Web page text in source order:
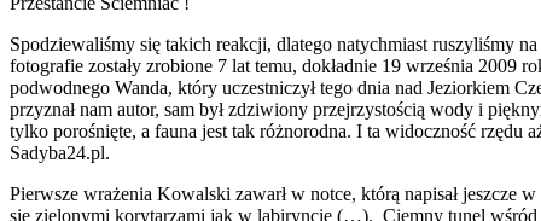
Spodziewaliśmy się takich reakcji, dlatego natychmiast ruszyliśmy
fotografie zostały zrobione 7 lat temu, dokładnie 19 września 2009
podwodnego Wanda, który uczestniczył tego dnia nad Jeziorkiem
przyznał nam autor, sam był zdziwiony przejrzystością wody i
tylko porośnięte, a fauna jest tak różnorodna. I ta widoczność rzędu
Sadyba24.pl.
Pierwsze wrażenia Kowalski zawarł w notce, którą napisał jeszcze
się zielonymi korytarzami jak w labiryncie (…). Ciemny tunel wśród